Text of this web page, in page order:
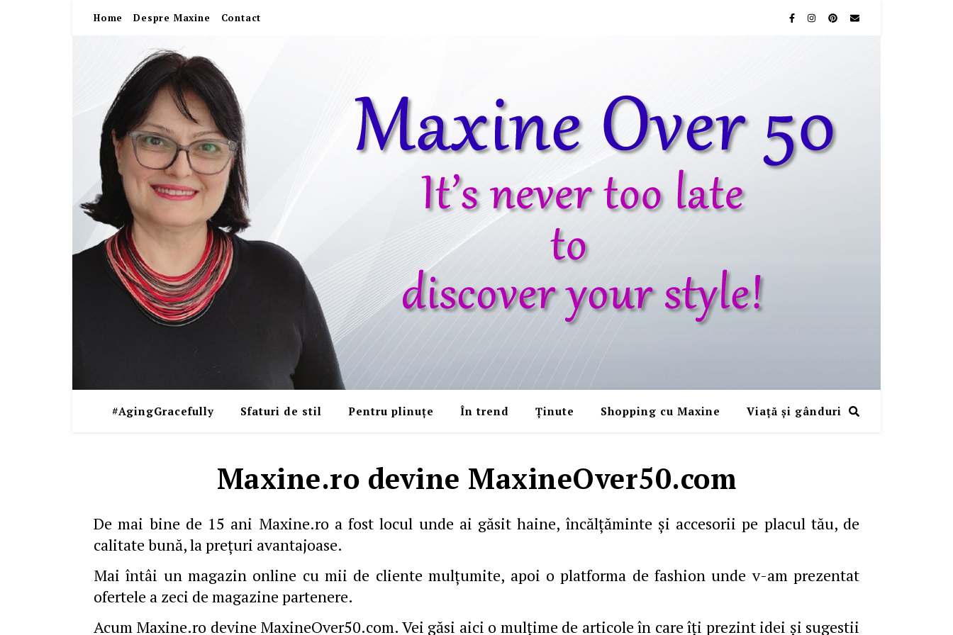
Home Despre Maxine Contact
#AgingGracefully Sfaturi de stil Pentru plinuțe În trend Ținute Shopping cu Maxine Viaţă şi gânduri
Maxine.ro devine MaxineOver50.com
De mai bine de 15 ani Maxine.ro a fost locul unde ai găsit haine, încălţăminte şi accesorii pe placul tău, de
calitate bună, la preţuri avantajoase.
Mai întâi un magazin online cu mii de cliente mulţumite, apoi o platforma de fashion unde v-am prezentat
ofertele a zeci de magazine partenere.
Acum Maxine.ro devine MaxineOver50.com. Vei găsi aici o mulţime de articole în care îţi prezint idei şi sugestii